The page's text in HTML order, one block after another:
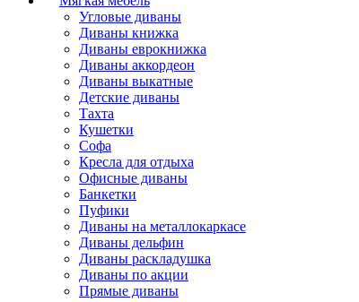
Угловые диваны
Диваны книжка
Диваны еврокнижка
Диваны аккордеон
Диваны выкатные
Детские диваны
Тахта
Кушетки
Софа
Кресла для отдыха
Офисные диваны
Банкетки
Пуфики
Диваны на металлокаркасе
Диваны дельфин
Диваны раскладушка
Диваны по акции
Прямые диваны